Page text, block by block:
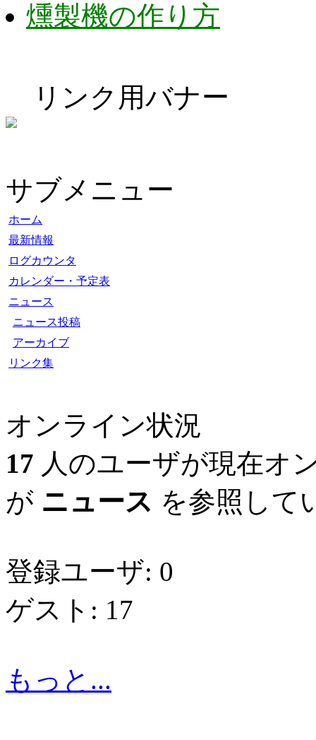
燻製機の作り方
リンク用バナー
サブメニュー
ホーム
最新情報
ログカウンタ
カレンダー・予定表
ニュース
ニュース投稿
アーカイブ
リンク集
オンライン状況
17 人のユーザが現在オ
が ニュース を参照して
登録ユーザ: 0
ゲスト: 17
もっと...